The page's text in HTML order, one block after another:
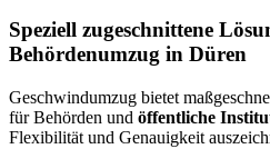
Speziell zugeschnittene
Behördenumzug in Düren
Geschwindumzug bietet
für Behörden und öffentliche
Flexibilität und Genauigkeit